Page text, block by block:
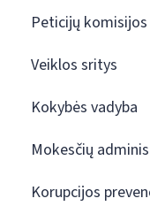
Peticijų
Veiklos sritys
Kokybės vadyba
Mokesčių
Korupcijos